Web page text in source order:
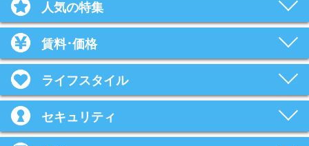
人気の特集
賃料･価格
ライフスタイル
セキュリティ